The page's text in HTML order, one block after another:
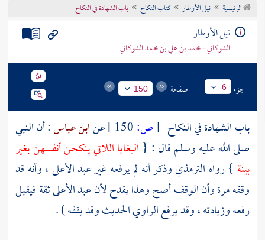
تراجم الأعلام
الرئيسية نيل الأوطار كتاب النكاح باب الشهادة في النكاح
نيل الأوطار
الشوكاني - محمد بن علي بن محمد الشوكاني
جزء 6 صفحة 150
باب الشهادة في النكاح [ص: عنابن عباس: أن النبي
صلى الله عليه وسلم قال : { البغايا اللاتي ينكحن أنفسهن بغير
بينة } رواه الترمذيوذكر أنه لم يرفعه غيرعبد الأعلى، وأنه قد
وقفه مرة وأن الوقف أصح وهذا يقدح لأنعبد الأعلىثقة فيقبل
رفعه وزيادته ، وقد يرفع الراوي الحديث وقد يقفه ) .